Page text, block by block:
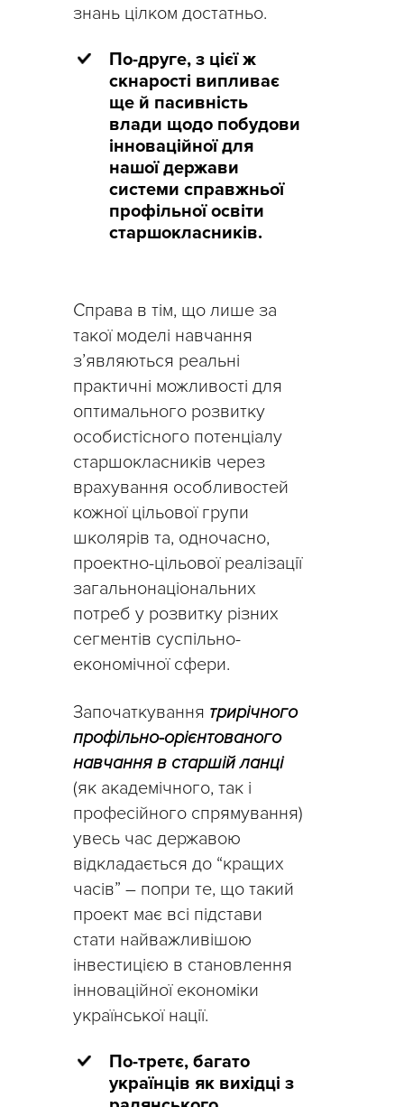
знань цілком достатньо.
По-друге, з цієї ж
скнарості випливає
ще й пасивність
влади щодо побудови
інноваційної для
нашої держави
системи справжньої
профільної освіти
старшокласників.
Справа в тім, що лише за
такої моделі навчання
з’являються реальні
практичні можливості для
оптимального розвитку
особистісного потенціалу
старшокласників через
врахування особливостей
кожної цільової групи
школярів та, одночасно,
проектно-цільової реалізації
загальнонаціональних
потреб у розвитку різних
сегментів суспільно-
економічної сфери.
Започаткування трирічного
профільно-орієнтованого
навчання в старшій ланці
(як академічного, так і
професійного спрямування)
увесь час державою
відкладається до “кращих
часів” – попри те, що такий
проект має всі підстави
стати найважливішою
інвестицією в становлення
інноваційної економіки
української нації.
По-третє, багато
українців як вихідці з